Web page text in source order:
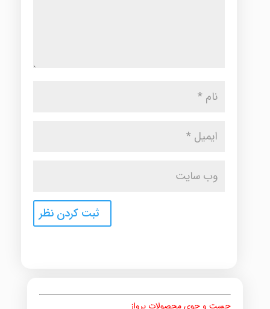
جست و جوی محصولات پرواز